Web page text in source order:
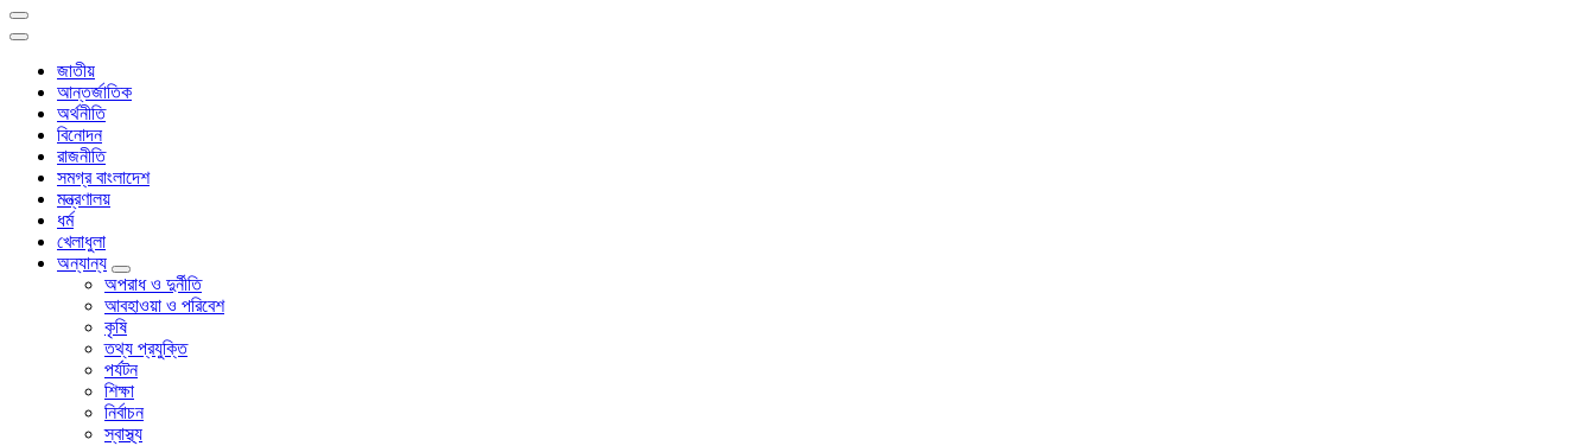
জাতীয়
আন্তর্জাতিক
অর্থনীতি
বিনোদন
রাজনীতি
সমগ্র বাংলাদেশ
মন্ত্রণালয়
ধর্ম
খেলাধুলা
অন্যান্য
অপরাধ ও দুর্নীতি
আবহাওয়া ও পরিবেশ
কৃষি
তথ্য প্রযুক্তি
পর্যটন
শিক্ষা
নির্বাচন
স্বাস্থ্য